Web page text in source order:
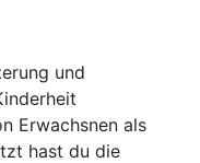
und
Erwachsnen als
hast du die